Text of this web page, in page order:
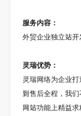
服务内容：
外贸企业独立站开
灵瑞优势：
灵瑞网络为企业
到售后全程，我
网站功能上精益